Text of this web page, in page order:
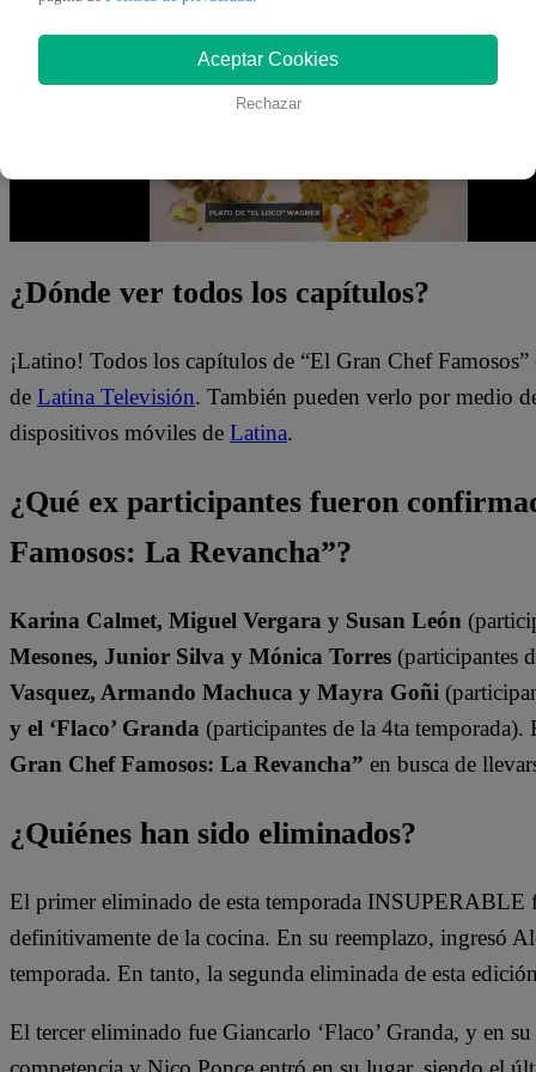
¿Dónde ver todos los capítulos?
¡Latino! Todos los capítulos de “El Gran Chef
de Latina Televisión. También pueden verlo por medio
dispositivos móviles de Latina.
¿Qué ex participantes fueron
Famosos: La Revancha”?
Karina Calmet, Miguel Vergara y Susan León
Mesones, Junior Silva y Mónica Torres (participantes
Vasquez, Armando Machuca y Mayra Goñi
y el ‘Flaco’ Granda (participantes de la 4ta temporada).
Gran Chef Famosos: La Revancha” en busca de
¿Quiénes han sido eliminados?
El primer eliminado de esta temporada INSUPERABLE
definitivamente de la cocina. En su reemplazo, ingresó
temporada. En tanto, la segunda eliminada de esta
El tercer eliminado fue Giancarlo ‘Flaco’ Granda, y en
Aceptar Cookies
Rechazar